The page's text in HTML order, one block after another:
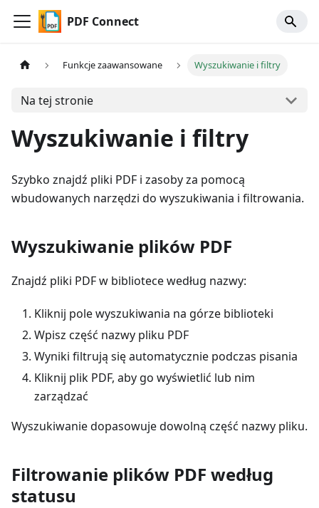
PDF Connect
Funkcje zaawansowane Wyszukiwanie i filtry
Na tej stronie
Wyszukiwanie i filtry
Szybko znajdź pliki PDF i zasoby za pomocą
wbudowanych narzędzi do wyszukiwania i filtrowania.
Wyszukiwanie plików PDF
Znajdź pliki PDF w bibliotece według nazwy:
Kliknij pole wyszukiwania na górze biblioteki
Wpisz część nazwy pliku PDF
Wyniki filtrują się automatycznie podczas pisania
Kliknij plik PDF, aby go wyświetlić lub nim
zarządzać
Wyszukiwanie dopasowuje dowolną część nazwy pliku.
Filtrowanie plików PDF według
statusu